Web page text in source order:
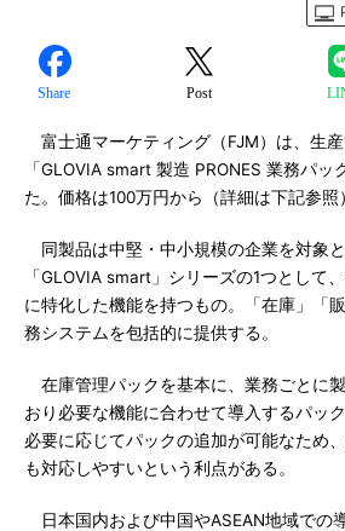
Share Post
富士通マーケティング（FJM）は、生
「GLOVIA smart 製造 PRONES 業務パッ
た。価格は100万円から（詳細は下記参照
同製品は中堅・中小規模の企業を対象
「GLOVIA smart」シリーズの1つとして
に特化した機能を持つもの。「在庫」「
務システムを包括的に提供する。
在庫管理パックを基本に、業務ごとに
おり必要な機能に合わせて導入するパッ
必要に応じてパックの追加が可能なため
も対応しやすいという利点がある。
日本国内および中国やASEAN地域での